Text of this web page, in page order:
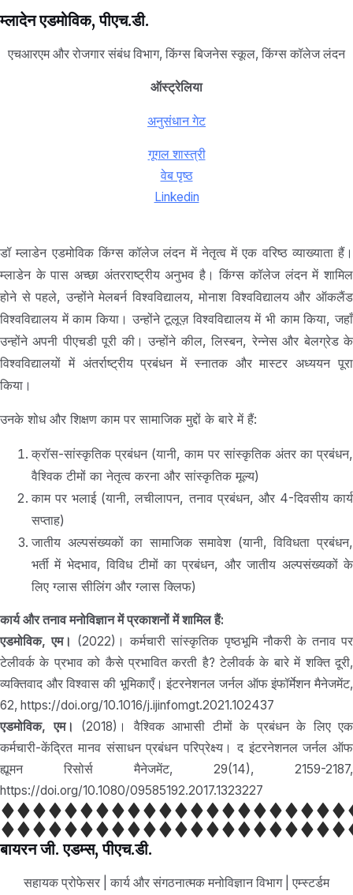
म्लादेन एडमोविक, पीएच.डी.
एचआरएम और रोजगार संबंध विभाग, किंग्स बिजनेस स्कूल, किंग्स कॉलेज लंदन
ऑस्ट्रेलिया
अनुसंधान गेट
गूगल शास्त्री
वेब पृष्ठ
Linkedin
डॉ म्लाडेन एडमोविक किंग्स कॉलेज लंदन में नेतृत्व में एक वरिष्ठ व्याख्याता हैं।
म्लाडेन के पास अच्छा अंतरराष्ट्रीय अनुभव है। किंग्स कॉलेज लंदन में शामिल
होने से पहले, उन्होंने मेलबर्न विश्वविद्यालय, मोनाश विश्वविद्यालय और ऑकलैंड
विश्वविद्यालय में काम किया। उन्होंने टूलूज़ विश्वविद्यालय में भी काम किया, जहाँ
उन्होंने अपनी पीएचडी पूरी की। उन्होंने कील, लिस्बन, रेन्नेस और बेलग्रेड के
विश्वविद्यालयों में अंतर्राष्ट्रीय प्रबंधन में स्नातक और मास्टर अध्ययन पूरा
किया।
उनके शोध और शिक्षण काम पर सामाजिक मुद्दों के बारे में हैं:
क्रॉस-सांस्कृतिक प्रबंधन (यानी, काम पर सांस्कृतिक अंतर का प्रबंधन,
वैश्विक टीमों का नेतृत्व करना और सांस्कृतिक मूल्य)
काम पर भलाई (यानी, लचीलापन, तनाव प्रबंधन, और 4-दिवसीय कार्य
सप्ताह)
जातीय अल्पसंख्यकों का सामाजिक समावेश (यानी, विविधता प्रबंधन,
भर्ती में भेदभाव, विविध टीमों का प्रबंधन, और जातीय अल्पसंख्यकों के
लिए ग्लास सीलिंग और ग्लास क्लिफ)
कार्य और तनाव मनोविज्ञान में प्रकाशनों में शामिल हैं:
एडमोविक, एम। (2022)। कर्मचारी सांस्कृतिक पृष्ठभूमि नौकरी के तनाव पर
टेलीवर्क के प्रभाव को कैसे प्रभावित करती है? टेलीवर्क के बारे में शक्ति दूरी,
व्यक्तिवाद और विश्वास की भूमिकाएँ। इंटरनेशनल जर्नल ऑफ इंफॉर्मेशन मैनेजमेंट,
62, https://doi.org/10.1016/j.ijinfomgt.2021.102437
एडमोविक, एम। (2018)। वैश्विक आभासी टीमों के प्रबंधन के लिए एक
कर्मचारी-केंद्रित मानव संसाधन प्रबंधन परिप्रेक्ष्य। द इंटरनेशनल जर्नल ऑफ
ह्यूमन रिसोर्स मैनेजमेंट, 29(14), 2159-2187,
https://doi.org/10.1080/09585192.2017.1323227
बायरन जी. एडम्स, पीएच.डी.
सहायक प्रोफेसर | कार्य और संगठनात्मक मनोविज्ञान विभाग | एम्स्टर्डम